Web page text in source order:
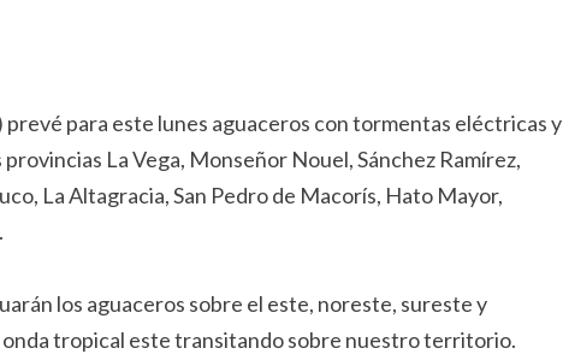
para este lunes aguaceros con tormentas eléctricas y
La Vega, Monseñor Nouel, Sánchez Ramírez,
La Altagracia, San Pedro de Macorís, Hato Mayor,
los aguaceros sobre el este, noreste, sureste y
tropical este transitando sobre nuestro territorio.